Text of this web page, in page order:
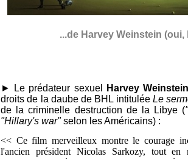
...de Harvey Weinstein (oui,
► Le prédateur sexuel Harvey Weinstein
droits de la daube de BHL intitulée Le
de la criminelle destruction de la Libye (
"Hillary's war"selon les Américains) :
<< Ce film merveilleux montre le courage
l'ancien président Nicolas Sarkozy, tout en